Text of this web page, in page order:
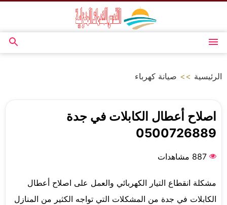
المحتوى
القائمة
بحث
الرئيسية >> صيانة كهرباء
اصلاح أعطال الكابلات في جدة
0500726889
887 مشاهدات
مشكلة انقطاع التيار الكهربائي والعمل على اصلاح أعطال
الكابلات في جدة من المشكلات التي تواجه الكثير من المنازل